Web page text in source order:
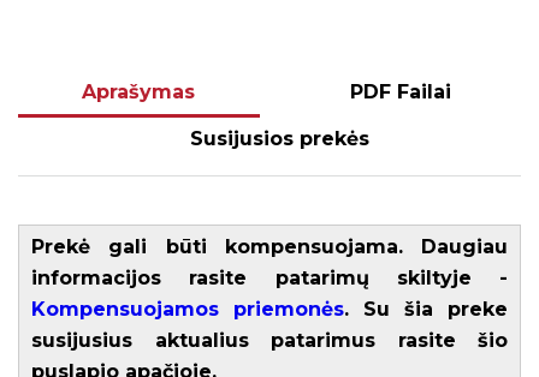
Aprašymas PDF Failai
Susijusios prekės
Prekė gali būti kompensuojama. Daugiau
informacijos rasite patarimų skiltyje -
Kompensuojamos priemonės. Su šia preke
susijusius aktualius patarimus rasite šio
puslapio apačioje.